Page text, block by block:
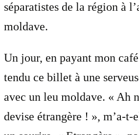
séparatistes de la région à
moldave.
Un jour, en payant mon
tendu ce billet à une
avec un leu moldave. « Ah
devise étrangère ! », m’a-t-